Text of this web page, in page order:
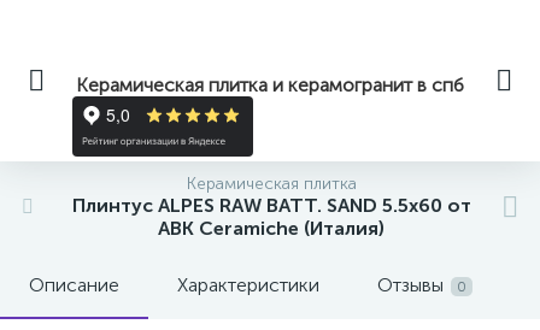
Керамическая плитка и керамогранит в спб
Керамическая плитка
Плинтус ALPES RAW BATT. SAND 5.5x60 от
ABK Ceramiche (Италия)
Описание Характеристики Отзывы 0